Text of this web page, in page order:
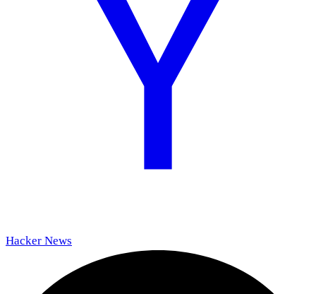
Hacker News